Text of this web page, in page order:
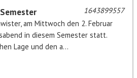
1643899557
am Mittwoch den 2. Februar
in diesem Semester statt.
Lage und den a...